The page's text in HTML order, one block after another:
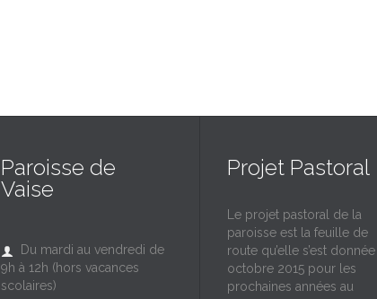
Paroisse de
Vaise

Du mardi au vendredi de
9h à 12h (hors vacances
scolaires)
Projet Pastoral
Le projet pastoral de la
paroisse est la feuille de
route qu’elle s’est
octobre 2015 pour les
prochaines années au